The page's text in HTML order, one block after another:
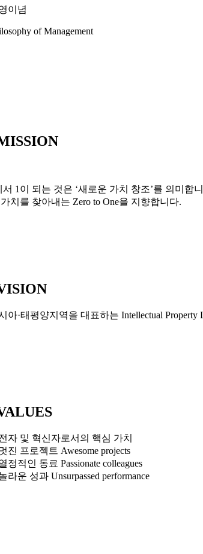
이념
of Management
서 1이 되는 것은 ‘새로운 가치 창조’를 의미
치를 찾아내는 Zero to One을 지향합니다.
아·태평양지역을 대표하는 Intellectual
자 및 혁신자로서의 핵심 가치
진 프로젝트 Awesome projects
정적인 동료 Passionate colleagues
라운 성과 Unsurpassed performance